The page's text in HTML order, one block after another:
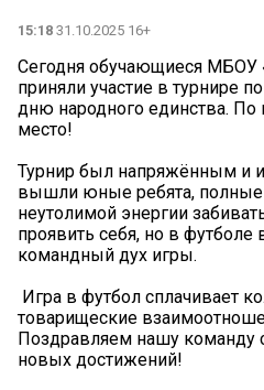
15:18 31.10.2025 16+
Сегодня обучающиеся
приняли участие в турнире
дню народного единства. По
место!
Турнир был напряжённым и
вышли юные ребята,
неутолимой энергии
проявить себя, но в футболе
командный дух игры.
Игра в футбол сплачивает
товарищеские
Поздравляем нашу команду
новых достижений!